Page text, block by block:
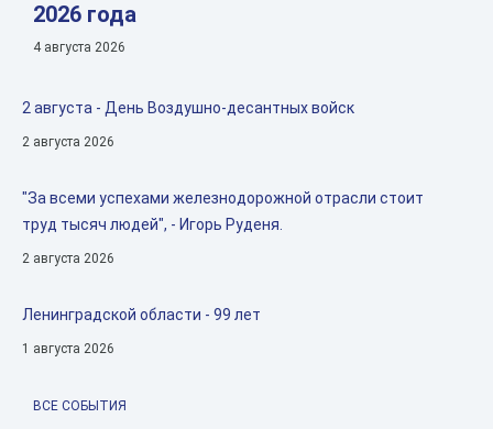
2026 года
4 августа 2026
2 августа - День Воздушно-десантных войск
2 августа 2026
"За всеми успехами железнодорожной отрасли стоит
труд тысяч людей", - Игорь Руденя.
2 августа 2026
Ленинградской области - 99 лет
1 августа 2026
ВСЕ СОБЫТИЯ